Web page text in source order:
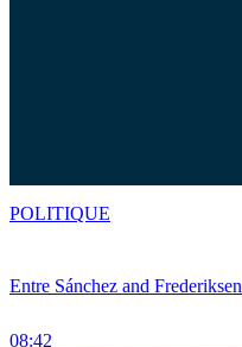
Entre Sánchez and Frederiksen
08:42
POLITIQUE